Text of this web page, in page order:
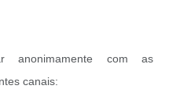
anonimamente com as
canais: